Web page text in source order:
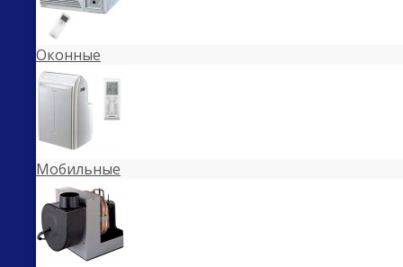
Оконные
Мобильные